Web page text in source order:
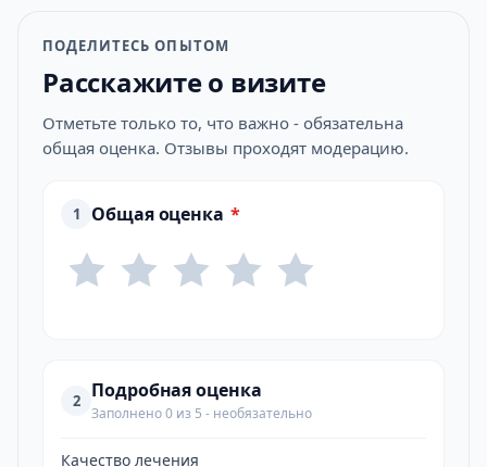
ПОДЕЛИТЕСЬ ОПЫТОМ
Расскажите о визите
Отметьте только то, что важно - обязательна
общая оценка. Отзывы проходят модерацию.
1 Общая оценка *
2 Подробная оценка
Заполнено 0 из 5 - необязательно
Качество лечения